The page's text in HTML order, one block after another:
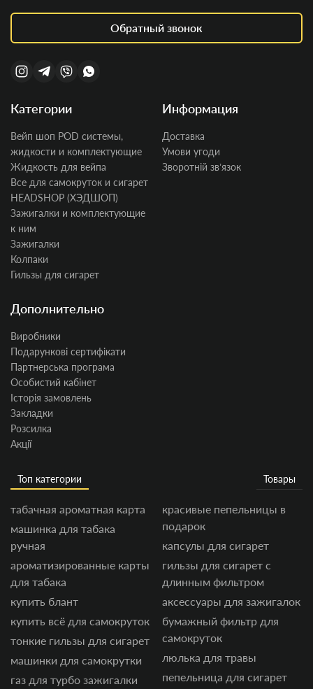
Обратный звонок
Категории
Вейп шоп POD системы,
жидкости и комплектующие
Жидкость для вейпа
Все для самокруток и сигарет
HEADSHOP (ХЭДШОП)
Зажигалки и комплектующие
к ним
Зажигалки
Колпаки
Гильзы для сигарет
Информация
Доставка
Умови угоди
Зворотній звʼязок
Дополнительно
Виробники
Подарункові сертифікати
Партнерська програма
Особистий кабінет
Історія замовлень
Закладки
Розсилка
Акції
Топ категории Товары
табачная ароматная карта
машинка для табака
ручная
ароматизированные карты
для табака
купить блант
купить всё для самокруток
тонкие гильзы для сигарет
машинки для самокрутки
газ для турбо зажигалки
красивые пепельницы в
подарок
капсулы для сигарет
гильзы для сигарет с
длинным фильтром
аксессуары для зажигалок
бумажный фильтр для
самокруток
люлька для травы
пепельница для сигарет